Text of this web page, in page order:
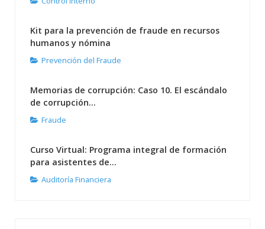
Kit para la prevención de fraude en recursos
humanos y nómina
Prevención del Fraude
Memorias de corrupción: Caso 10. El escándalo
de corrupción...
Fraude
Curso Virtual: Programa integral de formación
para asistentes de...
Auditoría Financiera